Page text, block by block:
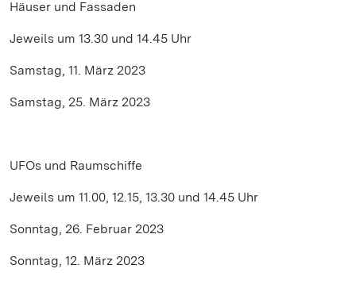
Häuser und Fassaden
Jeweils um 13.30 und 14.45 Uhr
Samstag, 11. März 2023
Samstag, 25. März 2023
UFOs und Raumschiffe
Jeweils um 11.00, 12.15, 13.30 und 14.45 Uhr
Sonntag, 26. Februar 2023
Sonntag, 12. März 2023